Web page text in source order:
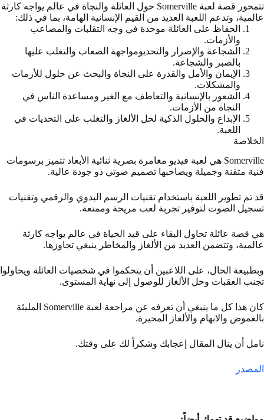
تتمحور قصة لعبة Somerville حول العائلة والنجاة في عالم يواجه كارثة
عالمية، وتدعم اللعبة العديد من القيم الإنسانية الهامة، بما في ذلك:
الحفاظ على العائلة موحدة في وجه التقلبات والمصاعب
والأزمات.
الشجاعة والإصرار والتحديومواجهة الصعاب والتغلب عليها
بالصبر والشجاعة.
الإيمان والأمل والقدرة على النجاة والبحث عن حلول للأزمات
والمشكلات.
الشعور بالإنسانية والتعاطف مع الغير ومساعدة الناس في
النجاة من الأزمات.
الإبداع والحلول الذكية لحل الألغاز والتغلب على التحديات في
اللعبة.
الخلاصة
Somerville هي لعبة فيديو مغامرة بصرية ثنائية الأبعاد تتميز برسومات
فنية متقنة وجميلة ويصاحبها تصميم صوتي ذو جودة عالية.
قد تم تطوير اللعبة باستخدام تقنيات الرسم اليدوي والرقمي وتقنيات
تسجيل الصوت لتوفير تجربة لعب مريحة وممتعة.
هي قصة عائلة تحاول البقاء على قيد الحياة في عالم يواجه كارثة
عالمية، وتتضمن العديد من الألغاز والمخاطر ينبغي تجاوزها.
وبطبيعة الحال، على اللاعبين أن يتحكموا في شخصيات العائلة ويحاولوا
تجنب العقبات وحل الألغاز للوصول إلى نهاية المستوى.
كان هذا كل ما ينبغي أن تعرفه عن مراجعة لعبة Somerville المليئة
بالغموض والابهام والألغاز المحيرة.
نامل أن ينال المقال إعجابك وشكراً لك على وقتك.
المصدر